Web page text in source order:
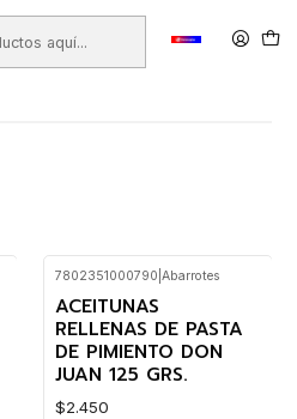
7802351000790 Abarrotes
ACEITUNAS
RELLENAS DE PASTA
DE PIMIENTO DON
JUAN 125 GRS.
$2.450